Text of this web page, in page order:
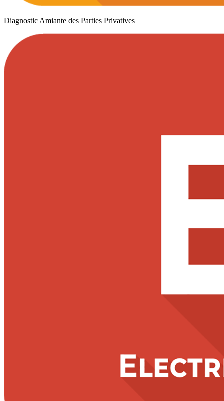
Diagnostic Amiante des Parties Privatives